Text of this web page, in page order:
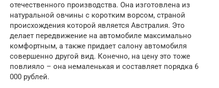
отечественного производства. Она изготовлена из
натуральной овчины с коротким ворсом, страной
происхождения которой является Австралия. Это
делает передвижение на автомобиле максимально
комфортным, а также придает салону автомобиля
совершенно другой вид. Конечно, на цену это тоже
повлияло – она немаленькая и составляет порядка 6
000 рублей.